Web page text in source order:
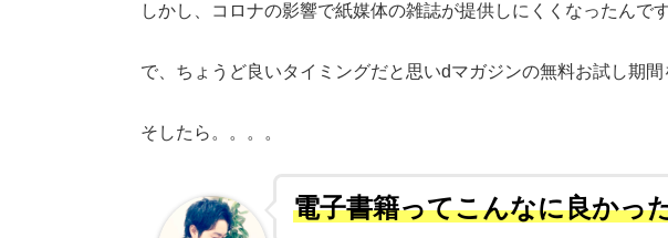
しかし、コロナの影響で紙媒体の雑誌が提供しにくくなったんで
で、ちょうど良いタイミングだと思いdマガジンの無料お試し期間
そしたら。。。。
電子書籍ってこんなに良かっ